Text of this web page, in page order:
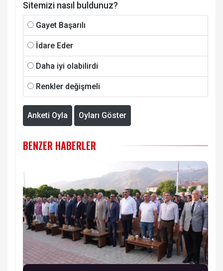
Sitemizi nasıl buldunuz?
Gayet Başarılı
İdare Eder
Daha iyi olabilirdi
Renkler değişmeli
Anketi Oyla Oyları Göster
BENZER HABERLER